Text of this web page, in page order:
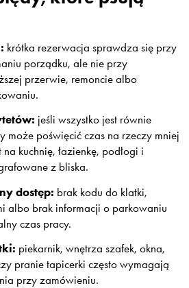
krótka rezerwacja sprawdza się przy
porządku, ale nie przy
przerwie, remoncie albo
jeśli wszystko jest równie
może poświęcić czas na rzeczy mniej
kuchnię, łazienkę, podłogi i
z bliska.
dostęp: brak kodu do klatki,
albo brak informacji o parkowaniu
czas pracy.
piekarnik, wnętrza szafek, okna,
pranie tapicerki często wymagają
przy zamówieniu.